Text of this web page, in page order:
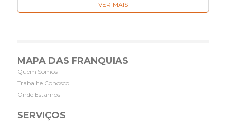
VER MAIS
MAPA DAS FRANQUIAS
Quem Somos
Trabalhe Conosco
Onde Estamos
SERVIÇOS